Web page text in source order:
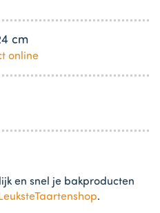
cm
online
en snel je bakproducten
.